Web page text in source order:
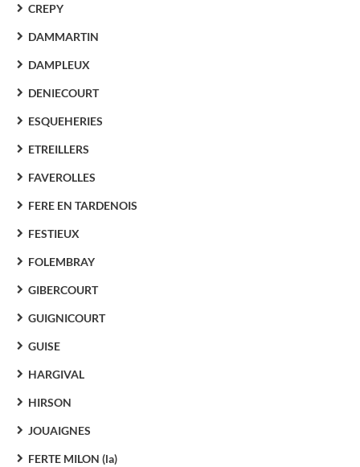
CREPY
DAMMARTIN
DAMPLEUX
DENIECOURT
ESQUEHERIES
ETREILLERS
FAVEROLLES
FERE EN TARDENOIS
FESTIEUX
FOLEMBRAY
GIBERCOURT
GUIGNICOURT
GUISE
HARGIVAL
HIRSON
JOUAIGNES
FERTE MILON (la)